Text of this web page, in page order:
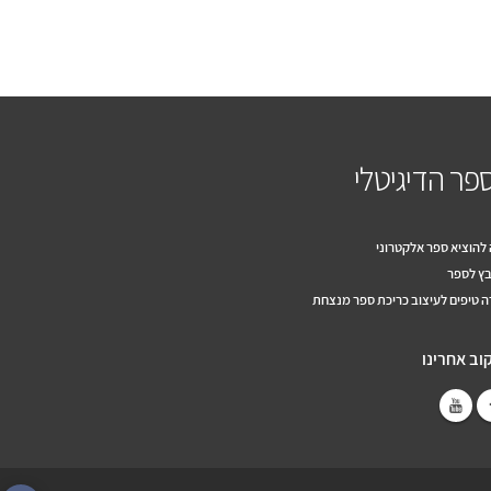
הדיגיטלי
ספר אלקטרוני
לספר
טיפים לעיצוב כריכת ספר מנצחת
אחרינו